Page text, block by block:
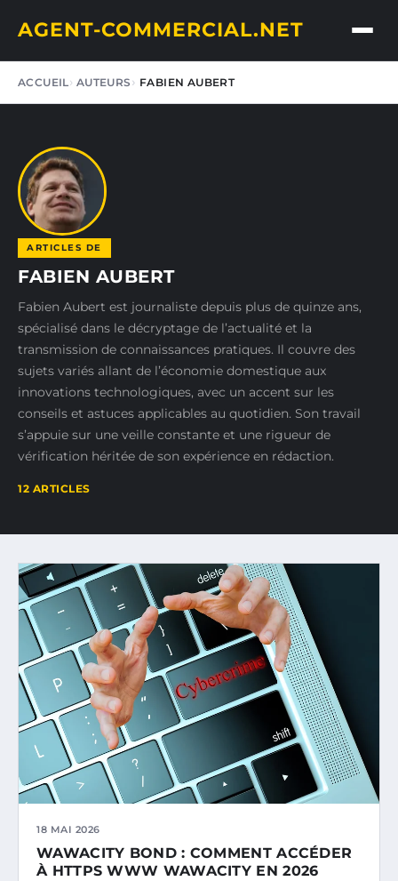
AGENT-COMMERCIAL.NET
ACCUEIL AUTEURS FABIEN AUBERT
ARTICLES DE
FABIEN AUBERT
Fabien Aubert est journaliste depuis plus de quinze ans,
spécialisé dans le décryptage de l’actualité et la
transmission de connaissances pratiques. Il couvre des
sujets variés allant de l’économie domestique aux
innovations technologiques, avec un accent sur les
conseils et astuces applicables au quotidien. Son travail
s’appuie sur une veille constante et une rigueur de
vérification héritée de son expérience en rédaction.
12 ARTICLES
18 MAI 2026
WAWACITY BOND : COMMENT ACCÉDER
À HTTPS WWW WAWACITY EN 2026